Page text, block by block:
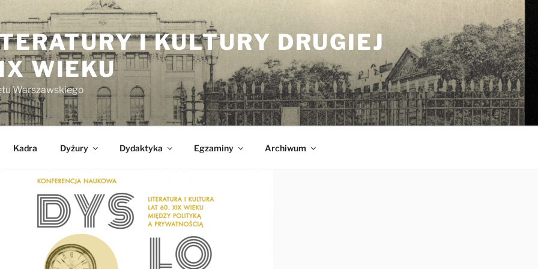
I KULTURY DRUGIEJ
WIEKU
Warszawskiego
Kadra Dyżury Dydaktyka Egzaminy Archiwum